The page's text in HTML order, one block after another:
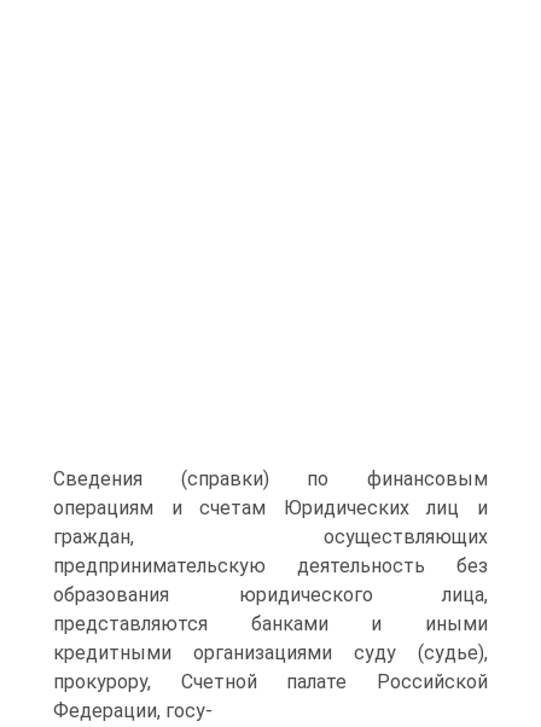
Сведения (справки) по финансовым
операциям и счетам Юридических лиц и
граждан, осуществляющих
предпринимательскую деятельность без
образования юридического лица,
представляются банками и иными
кредитными организациями суду (судье),
прокурору, Счетной палате Российской
Федерации, госу-